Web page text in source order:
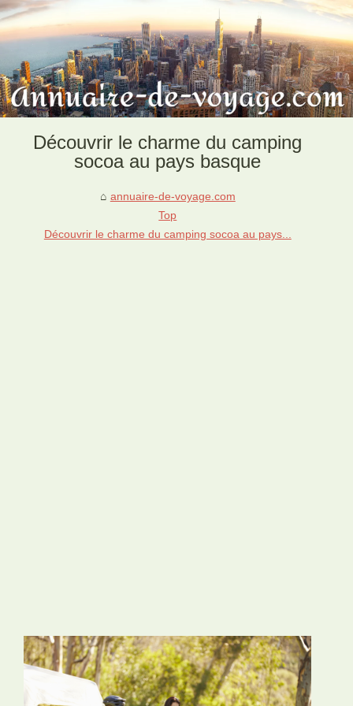
Découvrir le charme du camping
socoa au pays basque
annuaire-de-voyage.com
Top
Découvrir le charme du camping socoa au pays...